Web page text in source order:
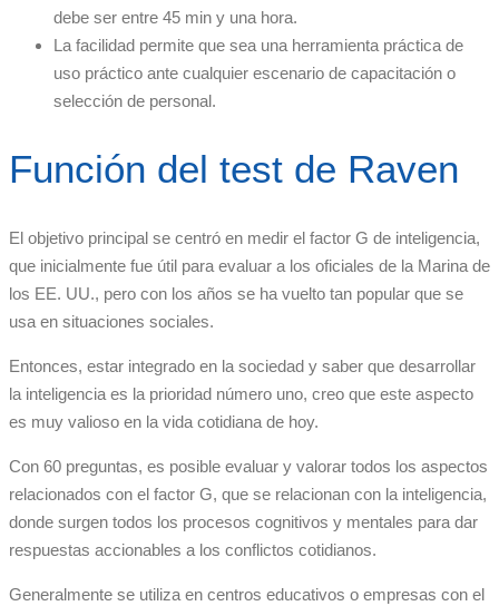
debe ser entre 45 min y una hora.
La facilidad permite que sea una herramienta práctica de
uso práctico ante cualquier escenario de capacitación o
selección de personal.
Función del test de Raven
El objetivo principal se centró en medir el factor G de inteligencia,
que inicialmente fue útil para evaluar a los oficiales de la Marina de
los EE. UU., pero con los años se ha vuelto tan popular que se
usa en situaciones sociales.
Entonces, estar integrado en la sociedad y saber que desarrollar
la inteligencia es la prioridad número uno, creo que este aspecto
es muy valioso en la vida cotidiana de hoy.
Con 60 preguntas, es posible evaluar y valorar todos los aspectos
relacionados con el factor G, que se relacionan con la inteligencia,
donde surgen todos los procesos cognitivos y mentales para dar
respuestas accionables a los conflictos cotidianos.
Generalmente se utiliza en centros educativos o empresas con el